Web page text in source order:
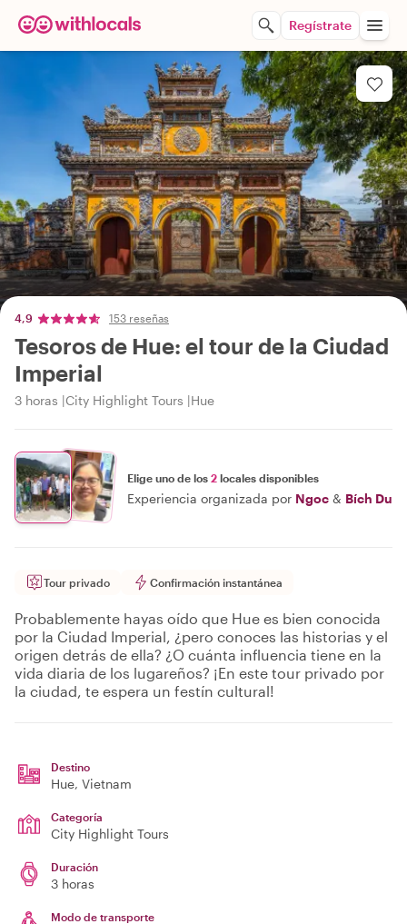
Regístrate
4,9 153 reseñas
Tesoros de Hue: el tour de la Ciudad
Imperial
3 horas City Highlight Tours Hue
Elige uno de los 2 locales disponibles
Experiencia organizada por Ngoc & Bích Du
Tour privado Confirmación instantánea
Probablemente hayas oído que Hue es bien conocida
por la Ciudad Imperial, ¿pero conoces las historias y el
origen detrás de ella? ¿O cuánta influencia tiene en la
vida diaria de los lugareños? ¡En este tour privado por
la ciudad, te espera un festín cultural!
Destino
Hue, Vietnam
Categoría
City Highlight Tours
Duración
3 horas
Modo de transporte